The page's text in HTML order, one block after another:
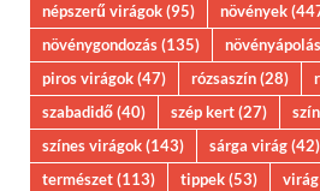
népszerű virágok(95) növények
növénygondozás(135) növényápolás
piros virágok(47) rózsaszín(28)
szabadidő(40) szép kert(27)
színes virágok(143) sárga virág(42)
természet(113) tippek(53) virág